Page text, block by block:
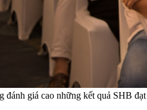
đánh giá cao những kết quả SHB